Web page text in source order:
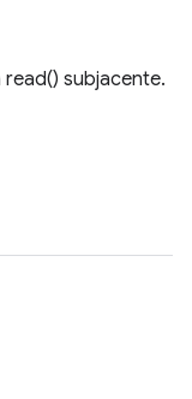
subjacente.